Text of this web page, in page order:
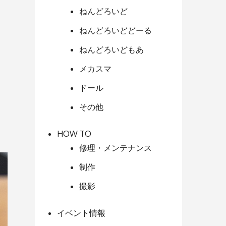
ねんどろいど
ねんどろいどどーる
ねんどろいどもあ
メカスマ
ドール
その他
HOW TO
修理・メンテナンス
制作
撮影
イベント情報